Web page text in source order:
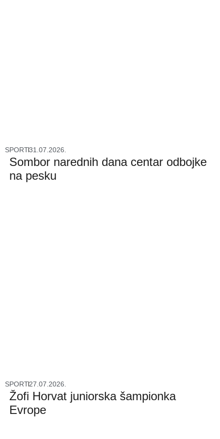
SPORT31.07.2026.
Sombor narednih dana centar odbojke
na pesku
SPORT27.07.2026.
Žofi Horvat juniorska šampionka
Evrope